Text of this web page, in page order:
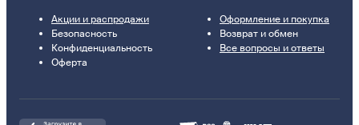
Акции и распродажи
Безопасность
Конфиденциальность
Оферта
Оформление и покупка
Возврат и обмен
Все вопросы и ответы